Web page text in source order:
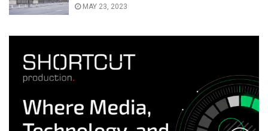
MAY 23, 2023